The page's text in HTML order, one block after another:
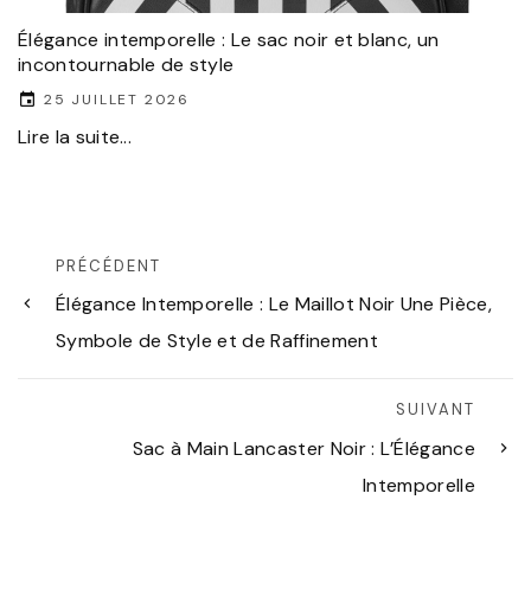
Élégance intemporelle : Le sac noir et blanc, un
incontournable de style
25 JUILLET 2026
Lire la suite...
PRÉCÉDENT
Élégance Intemporelle : Le Maillot Noir Une Pièce,
Symbole de Style et de Raffinement
SUIVANT
Sac à Main Lancaster Noir : L’Élégance
Intemporelle